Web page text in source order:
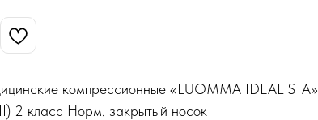
компрессионные «LUOMMA IDEALISTA»
2 класс Норм. закрытый носок